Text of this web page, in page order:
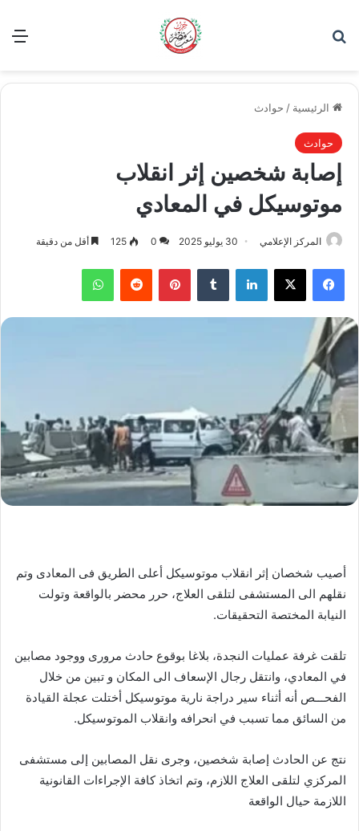
الرئيسية / حوادث
حوادث
إصابة شخصين إثر انقلاب
موتوسيكل في المعادي
المركز الإعلامي 30 يوليو 2025 0
125 أقل من دقيقة
فيسبوك ‫X لينكدإن بينتيريست واتساب
أصيب شخصان إثر انقلاب موتوسيكل أعلى الطريق فى المعادى وتم
نقلهم الى المستشفى لتلقى العلاج، حرر محضر بالواقعة وتولت
النيابة المختصة التحقيقات.
تلقت غرفة عمليات النجدة، بلاغا بوقوع حادث مرورى ووجود مصابين
في المعادي، وانتقل رجال الإسعاف الى المكان و تبين من خلال
الفحـــص أنه أثناء سير دراجة نارية موتوسيكل أختلت عجلة القيادة
من السائق مما تسبب في انحرافه وانقلاب الموتوسيكل.
نتج عن الحادث إصابة شخصين، وجرى نقل المصابين إلى مستشفى
المركزي لتلقى العلاج اللازم، وتم اتخاذ كافة الإجراءات القانونية
اللازمة حيال الواقعة